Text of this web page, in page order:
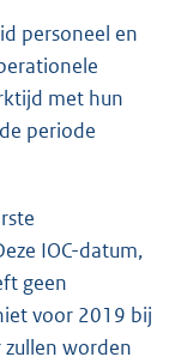
personeel en
met hun
periode
IOC-datum,
geen
voor 2019 bij
worden